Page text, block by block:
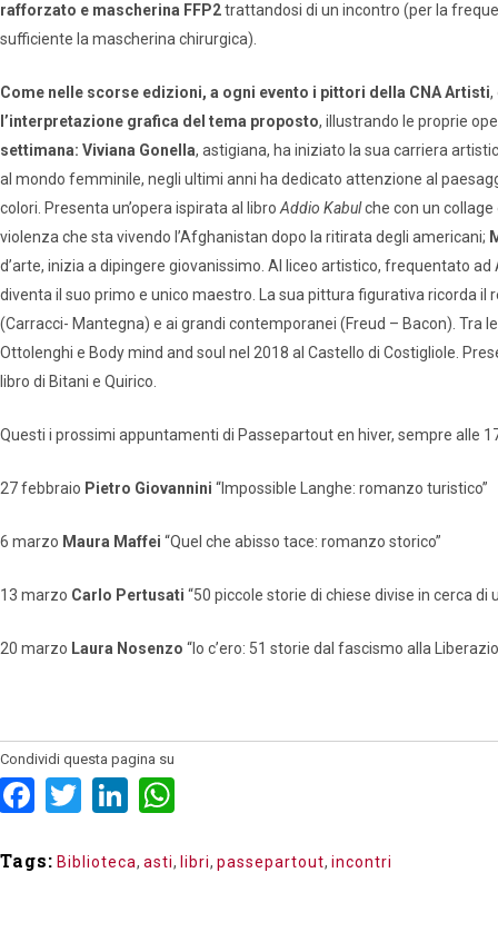
rafforzato e mascherina FFP2trattandosi di un incontro (per la
sufficiente la mascherina chirurgica).
Come nelle scorse edizioni, a ogni evento i pittori della CNA Artisti,
l’interpretazione grafica del tema proposto, illustrando le proprie
settimana: Viviana Gonella, astigiana, ha iniziato la sua carriera
al mondo femminile, negli ultimi anni ha dedicato attenzione al
colori. Presenta un’opera ispirata al libro Addio Kabulche con un collage
violenza che sta vivendo l’Afghanistan dopo la ritirata degli americani;
d’arte, inizia a dipingere giovanissimo. Al liceo artistico, frequentato
diventa il suo primo e unico maestro. La sua pittura figurativa ricorda
(Carracci- Mantegna) e ai grandi contemporanei (Freud – Bacon). Tra
Ottolenghi e Body mind and soul nel 2018 al Castello di Costigliole.
libro di Bitani e Quirico.
Questi i prossimi appuntamenti di Passepartout en hiver, sempre alle
27 febbraio Pietro Giovannini “Impossible Langhe: romanzo turistico”
6 marzo Maura Maffei “Quel che abisso tace: romanzo storico”
13 marzo Carlo Pertusati “50 piccole storie di chiese divise in cerca di
20 marzo Laura Nosenzo “Io c’ero: 51 storie dal fascismo alla
Condividi questa pagina su
Facebook
TwitterLinkedIn
Tags: Biblioteca, asti, libri, passepartout, incontri